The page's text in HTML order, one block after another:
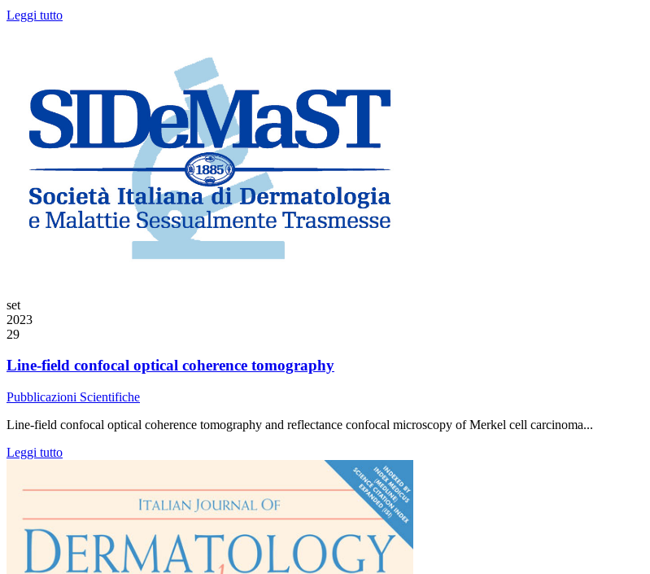
Leggi tutto
set
2023
29
Line-field confocal optical coherence tomography
Pubblicazioni Scientifiche
Line-field confocal optical coherence tomography and reflectance confocal microscopy of Merkel cell carcinoma...
Leggi tutto